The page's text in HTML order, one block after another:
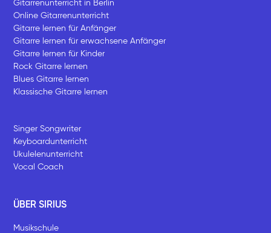
Gitarrenunterricht in Berlin
Online Gitarrenunterricht
Gitarre lernen für Anfänger
Gitarre lernen für erwachsene Anfänger
Gitarre lernen für Kinder
Rock Gitarre lernen
Blues Gitarre lernen
Klassische Gitarre lernen
Singer Songwriter
Keyboardunterricht
Ukulelenunterricht
Vocal Coach
ÜBER SIRIUS
Musikschule